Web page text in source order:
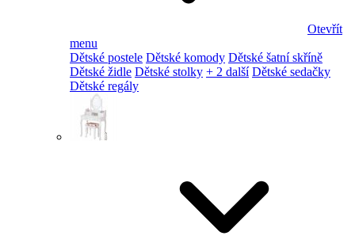
Otevřít
menu
Dětské postele Dětské komody Dětské šatní skříně
Dětské židle Dětské stolky + 2 další Dětské sedačky
Dětské regály